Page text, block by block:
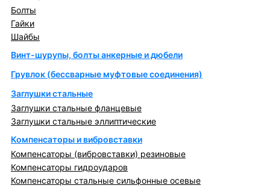
Болты
Гайки
Шайбы
Винт-шурупы, болты анкерные и дюбели
Грувлок (бессварные муфтовые соединения)
Заглушки стальные
Заглушки стальные фланцевые
Заглушки стальные эллиптические
Компенсаторы и вибровставки
Компенсаторы (вибровставки) резиновые
Компенсаторы гидроударов
Компенсаторы стальные сильфонные осевые